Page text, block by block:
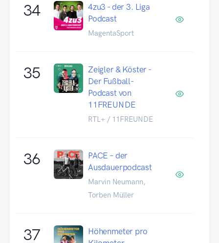
34
4zu3 - der 3. Liga
Podcast
MagentaSport
35
Zeigler & Köster -
Der Fußball-
Podcast von
11FREUNDE
RTL+ / 11FREUNDE
36
PACE – der
Ausdauerpodcast
Marvin Neumann,
Torben Müller
37
Höhenmeter pro